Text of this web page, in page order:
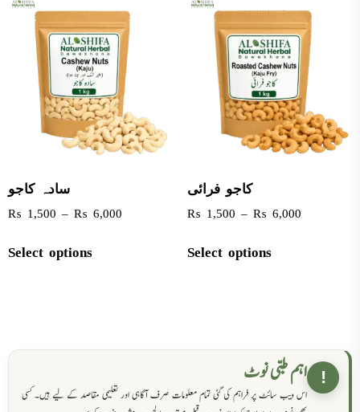
سادہ کاجو
₨ 1,500 – ₨ 6,000
Select options
کاجو فرائی
₨ 1,500 – ₨ 6,000
Select options
! اہم طبی نوٹ
اس ویب سائٹ پر فراہم کی گئی تمام معلومات صرف آگاہی اور تعلیمی مقاصد کے لیے ہیں۔ کسی